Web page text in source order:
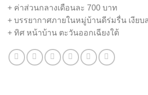
+ ค่าส่วนกลางเดือนละ 700 บาท
+ บรรยากาศภายในหมู่บ้านดีร่มรื่น เงียบ
+ ทิศ หน้าบ้าน ตะวันออกเฉียงใต้